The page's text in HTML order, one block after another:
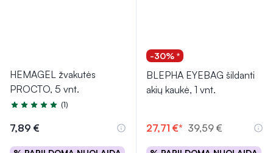
HEMAGEL žvakutės
PROCTO, 5 vnt.
Įvertinimas 5.0 iš 5
(1)
7,89 €
-30% *
BLEPHA EYEBAG šildanti
akių kaukė, 1 vnt.
27,71 €* 39,59 €